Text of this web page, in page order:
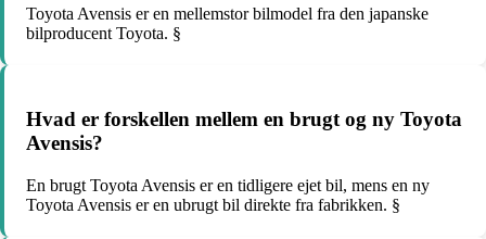
Toyota Avensis er en mellemstor bilmodel fra den japanske
bilproducent Toyota. §
Hvad er forskellen mellem en brugt og ny Toyota
Avensis?
En brugt Toyota Avensis er en tidligere ejet bil, mens en ny
Toyota Avensis er en ubrugt bil direkte fra fabrikken. §